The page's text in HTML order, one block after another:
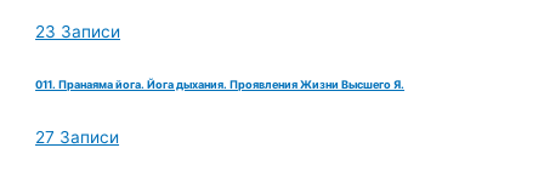
23 Записи
011. Пранаяма йога. Йога дыхания. Проявления Жизни Высшего Я.
27 Записи